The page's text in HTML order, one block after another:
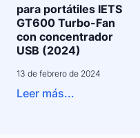
para portátiles IETS
GT600 Turbo-Fan
con concentrador
USB (2024)
13 de febrero de 2024
Leer más...